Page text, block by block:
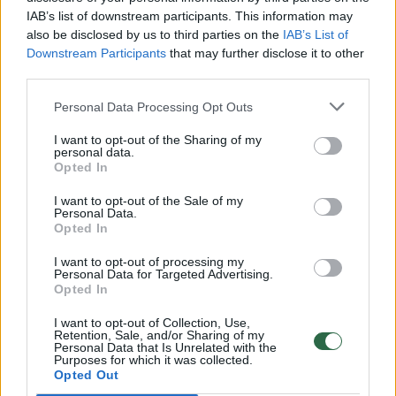
IAB’s list of downstream participants. This information may
also be disclosed by us to third parties on the IAB’s List of
Downstream Participants that may further disclose it to other
Personal Data Processing Opt Outs
I want to opt-out of the Sharing of my
personal data.
Opted In
I want to opt-out of the Sale of my
Personal Data.
Opted In
I want to opt-out of processing my
Personal Data for Targeted Advertising.
Opted In
I want to opt-out of Collection, Use,
Retention, Sale, and/or Sharing of my
Personal Data that Is Unrelated with the
Purposes for which it was collected.
Opted Out
00:00:30
Vaizdai iš tragiškos avarijos Vilniaus r.: dviejų moterų ir
vaiko gyvybių išgelbėti nepavyko
Savaitės vidurys nusimato karštas: temperatūra kils iki
32 laipsnių šilumos
vaizdas pribloškia
Žinios | Lietuvos diena
00:15:54
V. Zalužno pasisakymą laiko bandymu įsitvirtinti
Ukrainos politikoje: jis yra neteisus